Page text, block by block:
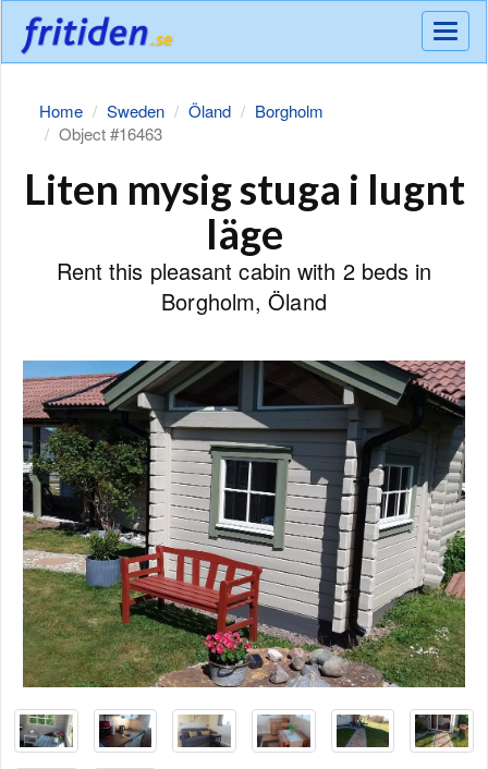
Meny
Home Sweden Öland
Borgholm
Object #16463
Liten mysig stuga i lugnt
läge
Rent this pleasant cabin with 2 beds in
Borgholm, Öland